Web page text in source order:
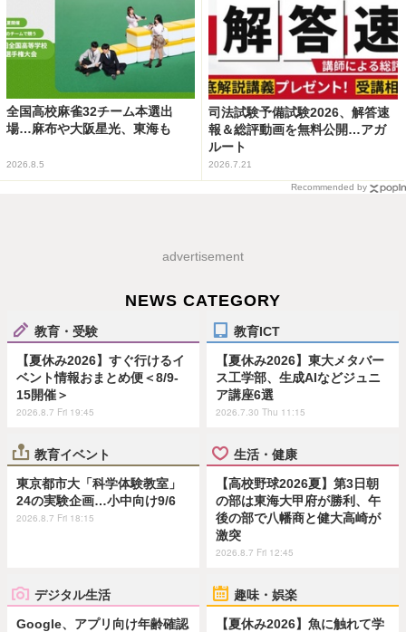
全国高校麻雀32チーム本選出
場…麻布や大阪星光、東海も
2026.8.5
司法試験予備試験2026、解答速
報＆総評動画を無料公開…アガ
ルート
2026.7.21
Recommended by
advertisement
NEWS CATEGORY
教育・受験
【夏休み2026】すぐ行けるイ
ベント情報おまとめ便＜8/9-
15開催＞
2026.8.7 Fri 19:45
教育ICT
【夏休み2026】東大メタバー
ス工学部、生成AIなどジュニ
ア講座6選
2026.7.30 Thu 11:15
教育イベント
東京都市大「科学体験教室」
24の実験企画…小中向け9/6
2026.8.7 Fri 18:15
生活・健康
【高校野球2026夏】第3日朝
の部は東海大甲府が勝利、午
後の部で八幡商と健大高崎が
激突
2026.8.7 Fri 12:45
デジタル生活
Google、アプリ向け年齢確認
趣味・娯楽
【夏休み2026】魚に触れて学